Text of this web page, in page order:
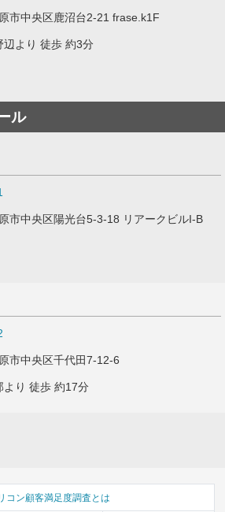
市中央区鹿沼台2-21 frase.k1F
辺より 徒歩 約3分
ル
市中央区陽光台5-3-18 リアークビルI-B
市中央区千代田7-12-6
より 徒歩 約17分
コン顧客満足度調査とは